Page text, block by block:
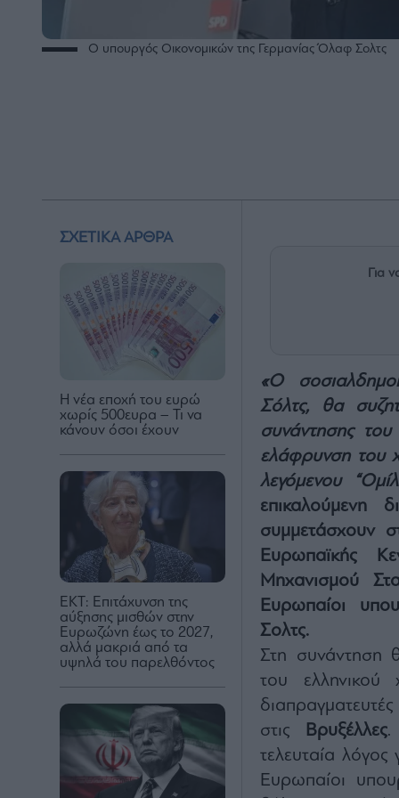
Ο υπουργός Οικονομικών της Γερμανίας Όλαφ Σολτς
ΣΧΕΤΙΚΑ ΑΡΘΡΑ
Η νέα εποχή του ευρώ
χωρίς 500ευρα – Τι να
κάνουν όσοι έχουν
ΕΚΤ: Επιτάχυνση της
αύξησης μισθών στην
Ευρωζώνη έως το 2027,
αλλά μακριά από τα
υψηλά του παρελθόντος
Για
«Ο
Σόλτς, θα
συνάντησης
ελάφρυνση του
λεγόμενου
επικαλούμενη
συμμετάσχουν
Ευρωπαϊκής
Μηχανισμού
Ευρωπαίοι
Σολτς.
Στη συνάντηση
του
στις Βρυξέλλες.
τελευταία λόγος
Ευρωπαίοι